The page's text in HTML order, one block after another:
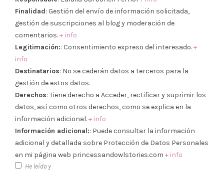
Finalidad: Gestión del envío de información solicitada,
gestión de suscripciones al blog y moderación de
comentarios.+ info
Legitimación:: Consentimiento expreso del interesado.+
info
Destinatarios: No se cederán datos a terceros para la
gestión de estos datos.
Derechos: Tiene derecho a Acceder, rectificar y suprimir los
datos, así como otros derechos, como se explica en la
información adicional.+ info
Información adicional:: Puede consultar la información
adicional y detallada sobre Protección de Datos Personales
en mi página web princessandowlstories.com + info
He leído y